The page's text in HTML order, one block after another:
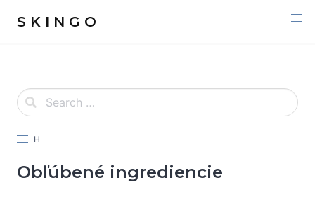
S K I N G O
H
Obľúbené ingrediencie